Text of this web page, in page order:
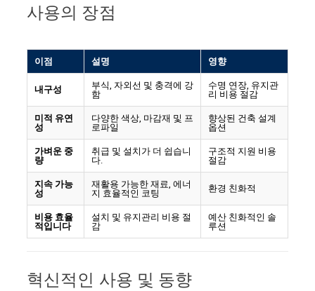
사용의 장점
이점 설명 영향
내구성
부식, 자외선 및 충격에 강
함
수명 연장, 유지관
리 비용 절감
미적 유연
성
다양한 색상, 마감재 및 프
로파일
향상된 건축 설계
옵션
가벼운 중
량
취급 및 설치가 더 쉽습니
다.
구조적 지원 비용
절감
지속 가능
성
재활용 가능한 재료, 에너
지 효율적인 코팅
환경 친화적
비용 효율
적입니다
설치 및 유지관리 비용 절
감
예산 친화적인 솔
루션
혁신적인 사용 및 동향